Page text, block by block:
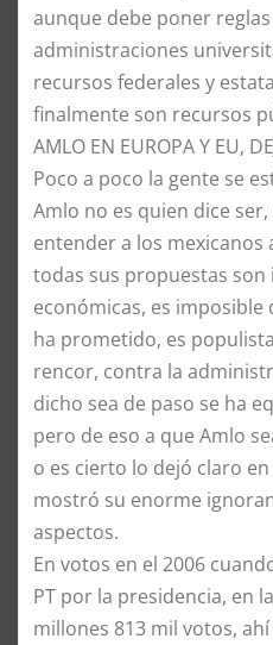
aunque debe poner
administraciones
recursos federales y
finalmente son recursos
AMLO EN EUROPA Y EU,
Poco a poco la gente se
Amlo no es quien dice
entender a los mexicanos
todas sus propuestas son
económicas, es
ha prometido, es
rencor, contra la
dicho sea de paso se ha
pero de eso a que Amlo
o es cierto lo dejó claro
mostró su enorme
aspectos.
En votos en el 2006
PT por la presidencia, en
millones 813 mil votos, ahí